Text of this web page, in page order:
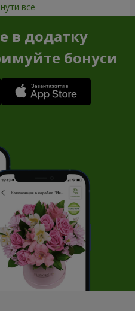
все
в додатку
бонуси